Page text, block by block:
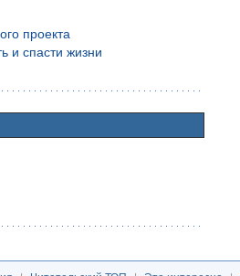
проекта
и спасти жизни